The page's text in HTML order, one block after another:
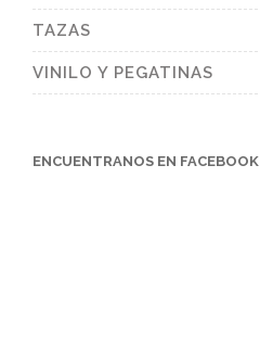
TAZAS
VINILO Y PEGATINAS
ENCUENTRANOS EN FACEBOOK